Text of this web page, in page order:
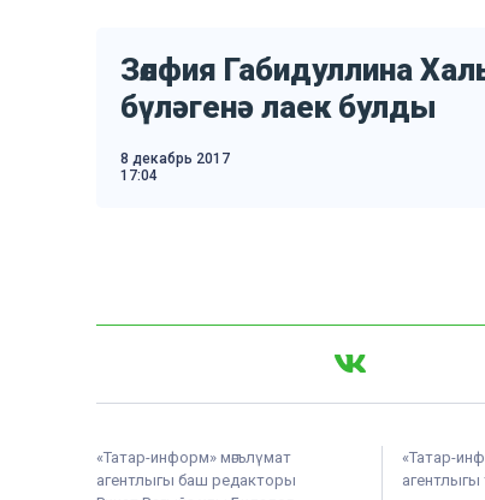
Зөлфия Габидуллина
бүләгенә лаек булды
8 декабрь 2017
17:04
«Татар-информ» мәгълүмат
агентлыгы баш редакторы
«Татар-
агентлыгы